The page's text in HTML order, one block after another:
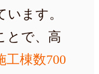
います。
とで、高
工棟数700